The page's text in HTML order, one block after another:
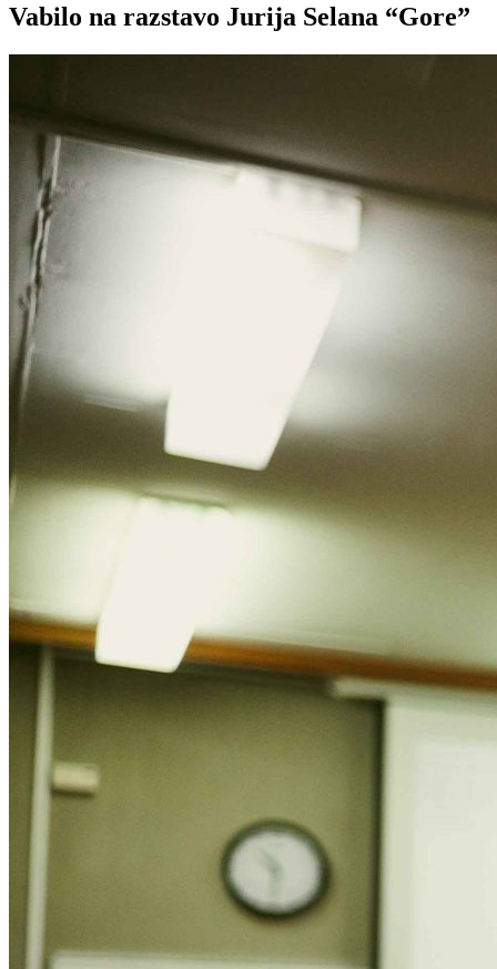
Vabilo na razstavo Jurija Selana “Gore”